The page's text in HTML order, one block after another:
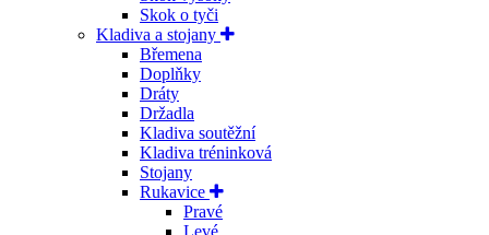
Skok o tyči
Kladiva a stojany
Břemena
Doplňky
Dráty
Držadla
Kladiva soutěžní
Kladiva tréninková
Stojany
Rukavice
Pravé